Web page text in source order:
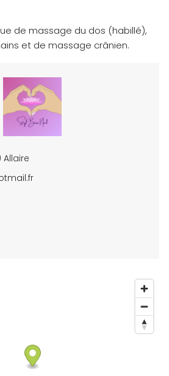
de massage du dos (habillé),
et de massage crânien.
Allaire